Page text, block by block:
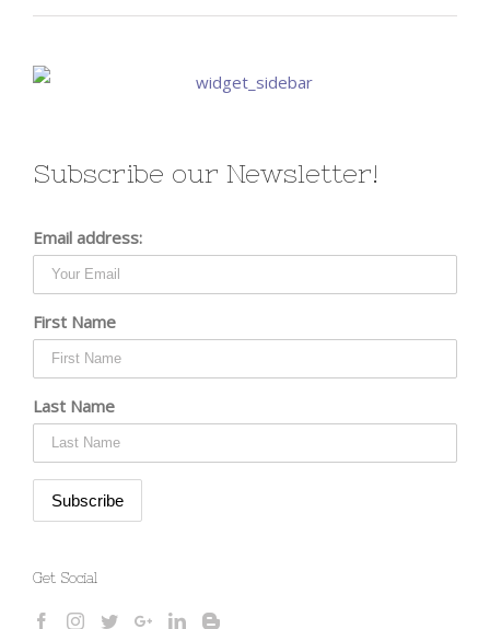
Subscribe our Newsletter!
Email address:
First Name
Last Name
Get Social